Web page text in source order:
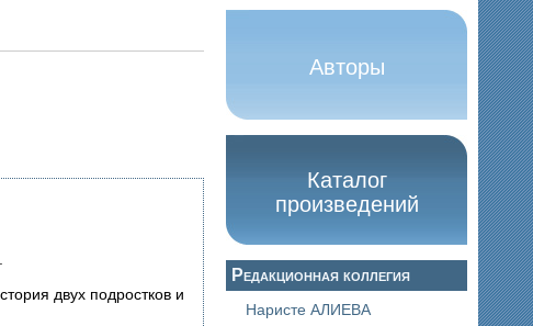
Авторы
Каталог
произведений
Редакционная коллегия
Наристе АЛИЕВА